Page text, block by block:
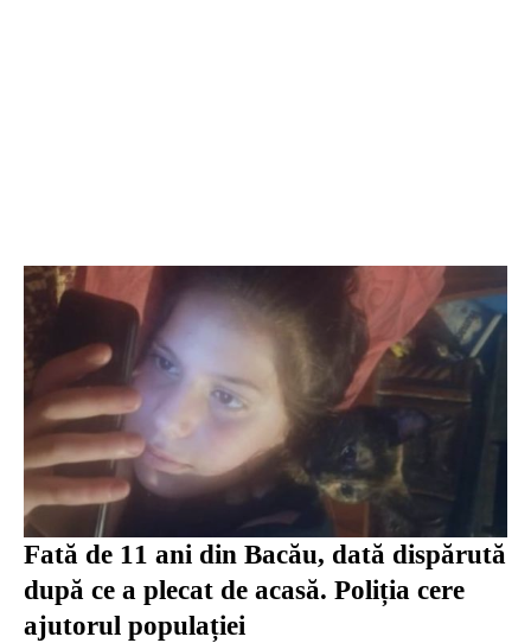
Fată de 11 ani din Bacău, dată dispărută
după ce a plecat de acasă. Poliția cere
ajutorul populației